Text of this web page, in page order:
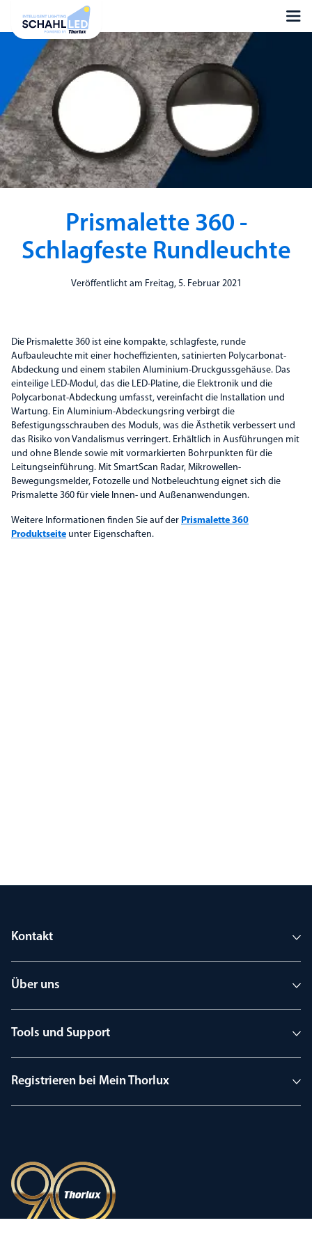
Prismalette 360 -
Schlagfeste Rundleuchte
Veröffentlicht am Freitag, 5. Februar 2021
Die Prismalette 360 ist eine kompakte, schlagfeste, runde
Aufbauleuchte mit einer hocheffizienten, satinierten Polycarbonat-
Abdeckung und einem stabilen Aluminium-Druckgussgehäuse. Das
einteilige LED-Modul, das die LED-Platine, die Elektronik und die
Polycarbonat-Abdeckung umfasst, vereinfacht die Installation und
Wartung. Ein Aluminium-Abdeckungsring verbirgt die
Befestigungsschrauben des Moduls, was die Ästhetik verbessert und
das Risiko von Vandalismus verringert. Erhältlich in Ausführungen mit
und ohne Blende sowie mit vormarkierten Bohrpunkten für die
Leitungseinführung. Mit SmartScan Radar, Mikrowellen-
Bewegungsmelder, Fotozelle und Notbeleuchtung eignet sich die
Prismalette 360 für viele Innen- und Außenanwendungen.
Weitere Informationen finden Sie auf der Prismalette 360
Produktseite unter Eigenschaften.
Kontakt
Über uns
Tools und Support
Registrieren bei Mein Thorlux